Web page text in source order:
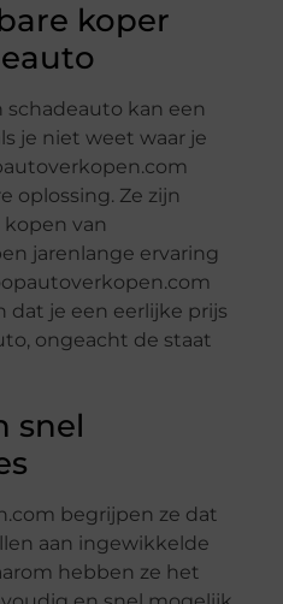
koper
schadeauto kan een
je niet weet waar je
oplossing. Ze zijn
van
jarenlange ervaring
dat je een eerlijke prijs
ongeacht de staat
snel
begrijpen ze dat
aan ingewikkelde
hebben ze het